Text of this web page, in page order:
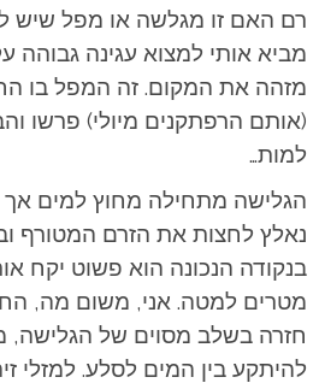
רם האם זו מגלשה או מפל שיש
מביא אותי למצוא עגינה גבוהה
מזהה את המקום. זה המפל בו
(אותם הרפתקנים מיולי) פרשו
למות…
הגלישה מתחילה מחוץ למים
נאלץ לחצות את הזרם המטורף
בנקודה הנכונה הוא פשוט יקח
מטרים למטה. אני, משום מה,
חזרה בשלב מסוים של הגלישה,
להיתקע בין המים לסלע. למזלי